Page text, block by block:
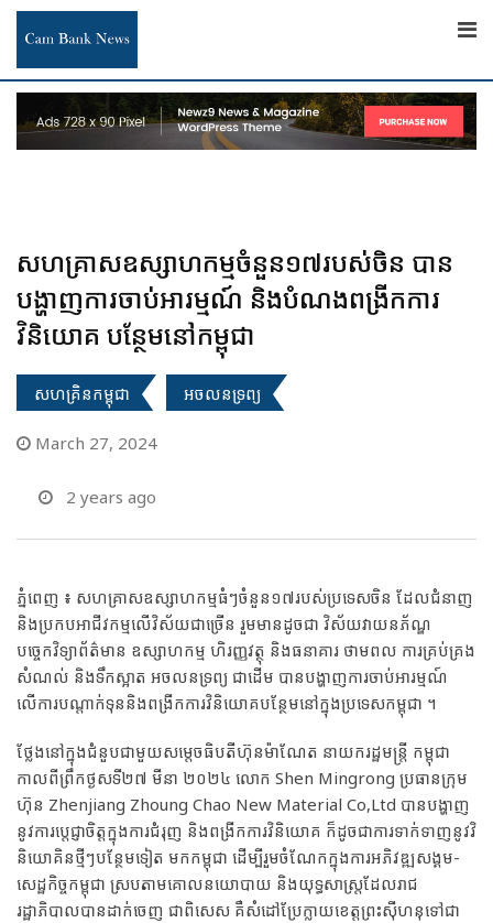
Skip
content
សហគ្រាស​ឧស្សាហកម្ម​​ចំនួន១៧​របស់ចិន បាន
បង្ហាញការ​ចាប់អារម្មណ៍ និងបំណង​ពង្រីកការ​
វិនិយោគ បន្ថែម​នៅកម្ពុជា​
សហគ្រិនកម្ពុជា អចលនទ្រព្យ
March 27, 2024
2 years ago
ភ្នំពេញ ៖ សហគ្រាស​ឧស្សាហកម្មធំៗ​ចំនួន​១៧​របស់​ប្រទេស​ចិន​ ដែលជំនាញ​
និង​ប្រកប​អាជីវកម្មលើ​វិស័យ​ជាច្រើន រួមមាន​ដូចជា វិស័យ​វាយ​នភ័ណ្ឌ​
បច្ចេកវិទ្យា​ព័ត៌មាន ឧស្សា​ហ​កម្ម ហិរញ្ញវត្ថុ និងធនាគារ ថាមពល ការ​គ្រប់​គ្រង​
សំណល់ និងទឹកស្អាត អចលនទ្រព្យ​ ជាដើម បានបង្ហាញការ​ចាប់អារម្មណ៍​
លើការ​បណ្ដាក់ទុន​និងពង្រីក​ការ​វិនិយោគ​បន្ថែម​នៅ​ក្នុង​ប្រទេស​កម្ពុជា ។
ថ្លែង​នៅក្នុង​ជំនួប​ជាមួយ​សម្ដេចធិបតីហ៊ុន​ម៉ាណែត នាយករដ្ឋមន្ត្រី កម្ពុជា​
កាលពីព្រឹកថ្ងសទី​២៧ មីនា ២០២៤ លោក Shen Mingrong ប្រធាន​ក្រុម
ហ៊ុន​ Zhenjiang Zhoung Chao New Material Co,Ltd បាន​បង្ហាញ​
នូវការប្ដេជ្ញាចិត្តក្នុងការជំរុញ និងពង្រីកការវិនិយោគ ក៏ដូចជាការទា​ក់ទា​ញនូ​វវិ​
និយោ​គិ​ន​ថ្មី​ៗ​ប​​ន្ថែ​ម​ទៀត មកកម្ពុជា ដើម្បី​រួម​ចំ​ណែក​ក្នុង​ការ​អភិវឌ្ឍសង្គម-
សេដ្ឋកិច្ចកម្ពុជា ស្របតាមគោលនយោបាយ និងយុ​ទ្ធសាស្ត្រ​​ដែ​ល​រា​ជ
រដ្ឋាភិបាលបានដាក់ចេញ ជាពិសេស គឺសំដៅប្រែក្លាយខេត្តព្រះស៊ីហនុទៅជា